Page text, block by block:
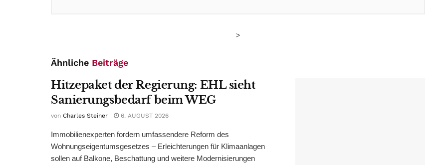
>
Ähnliche Beiträge
Hitzepaket der Regierung: EHL sieht
Sanierungsbedarf beim WEG
von Charles Steiner 6. AUGUST 2026
Immobilienexperten fordern umfassendere Reform des
Wohnungseigentumsgesetzes – Erleichterungen für Klimaanlagen
sollen auf Balkone, Beschattung und weitere Modernisierungen